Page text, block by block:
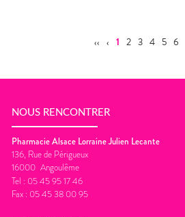
‹‹ ‹ 1 2 3 4 5 6
NOUS RENCONTRER
Pharmacie Alsace Lorraine Julien Lecante
136, Rue de Périgueux
16000 Angoulême
Tel : 05 45 95 17 46
Fax : 05 45 38 00 95